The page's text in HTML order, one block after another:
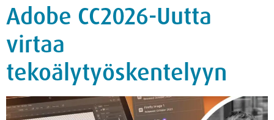
Adobe CC2026-Uutta
virtaa
tekoälytyöskentelyyn